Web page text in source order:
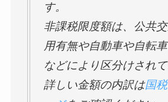
す。
非課税限度額は、公共
用有無や自動車や自転
などにより区分けされて
詳しい金額の内訳は国